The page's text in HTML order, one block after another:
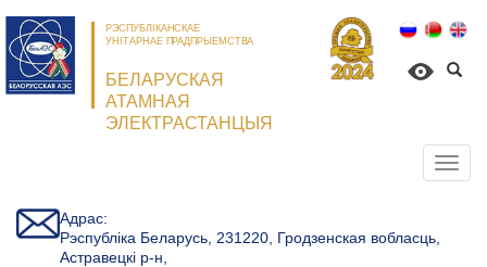
РЭСПУБЛІКАНСКАЕ
УНІТАРНАЕ ПРАДПРЫЕМСТВА
БЕЛАРУСКАЯ
АТАМНАЯ
ЭЛЕКТРАСТАНЦЫЯ
Адрас:
Рэспубліка Беларусь, 231220, Гродзенская вобласць,
Астравецкі р-н,